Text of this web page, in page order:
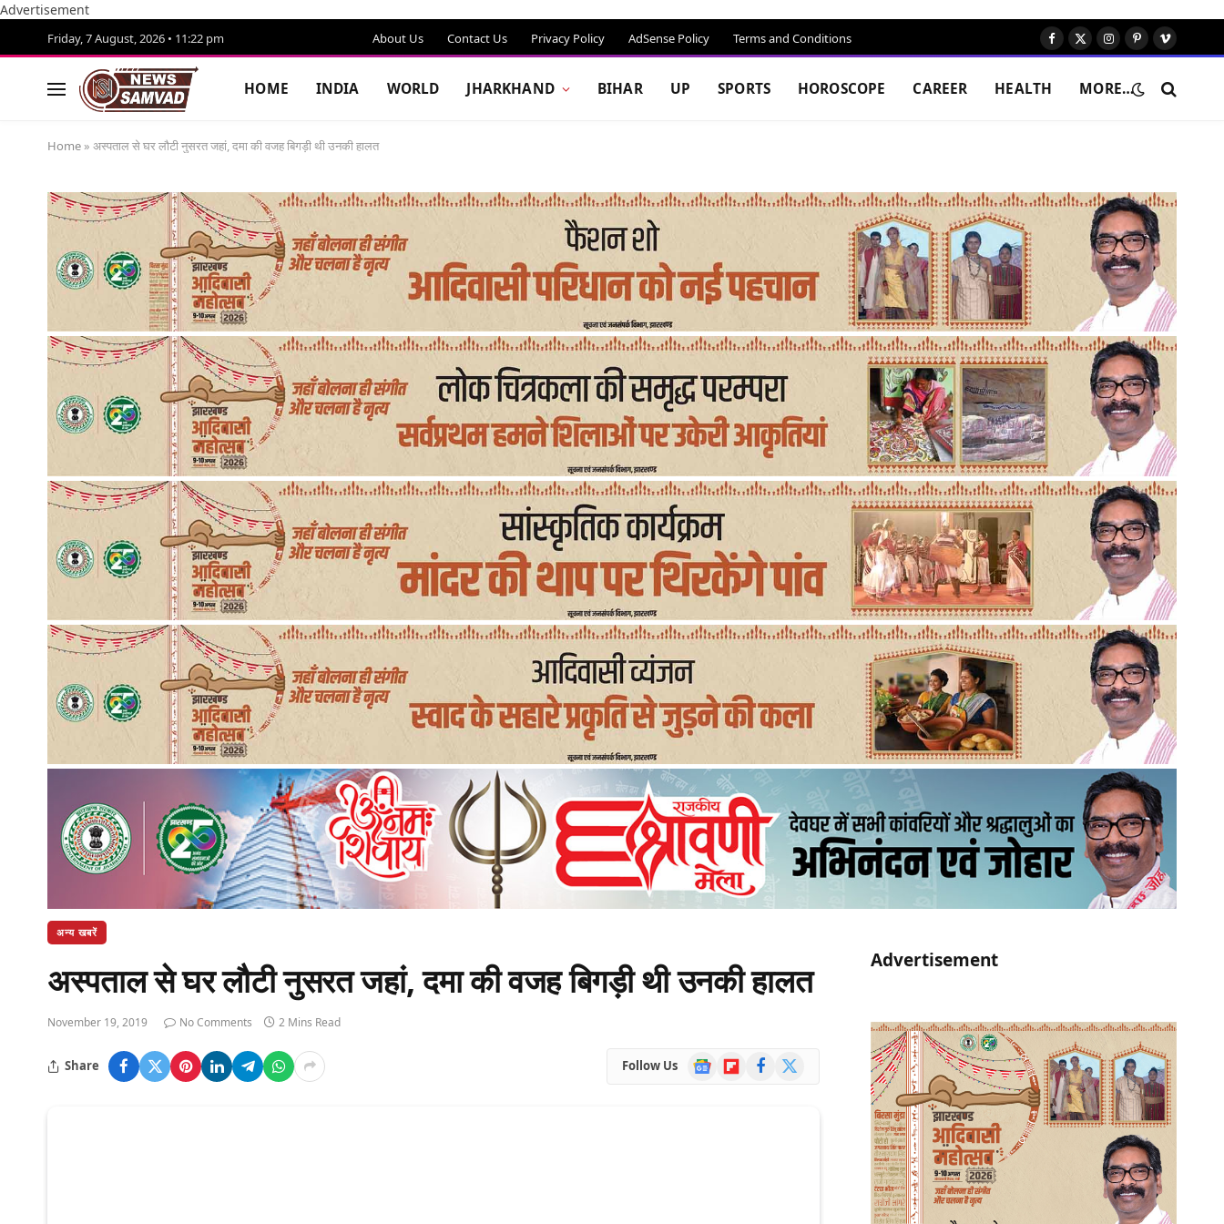
Advertisement
Friday, 7 August, 2026 • 11:22 pm About Us Contact Us Privacy Policy AdSense Policy Terms and Conditions Facebook
X
Instagram
Pinterest
Vimeo
HOME INDIA WORLD JHARKHAND BIHAR UP SPORTS HOROSCOPE CAREER HEALTH MORE…
Home » अस्पताल से घर लौटी नुसरत जहां, दमा की वजह बिगड़ी थी उनकी हालत
अन्य खबरें
अस्पताल से घर लौटी नुसरत जहां, दमा की वजह बिगड़ी थी उनकी हालत
November 19, 2019 No Comments 2 Mins Read
Share Follow Us
Google
News
FlipboardFacebook
Advertisement